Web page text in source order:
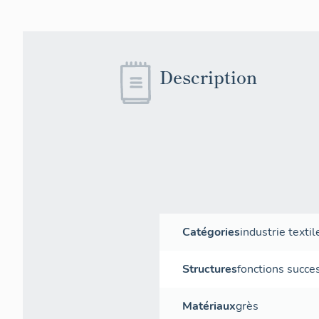
Description
Catégoriesindustrie
Structuresfonctions
Matériauxgrès